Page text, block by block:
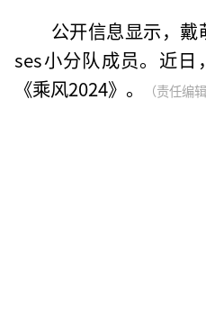
公开信息显示，
ses小分队成员。近日
《乘风2024》。
（责任编